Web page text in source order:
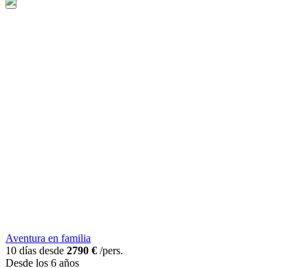
Aventura en familia
10 días desde 2790 € /pers.
Desde los 6 años